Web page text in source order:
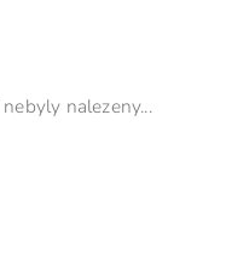
nebyly nalezeny...